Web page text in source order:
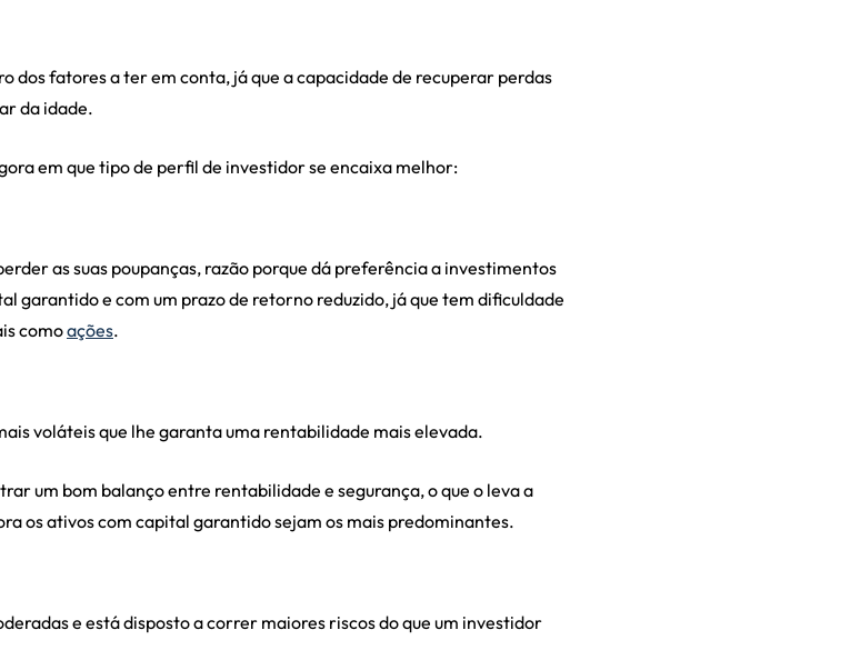
dos fatores a ter em conta, já que a capacidade de recuperar perdas
da idade.
em que tipo de perfil de investidor se encaixa melhor:
as suas poupanças, razão porque dá preferência a investimentos
garantido e com um prazo de retorno reduzido, já que tem dificuldade
comoações.
voláteis que lhe garanta uma rentabilidade mais elevada.
um bom balanço entre rentabilidade e segurança, o que o leva a
os ativos com capital garantido sejam os mais predominantes.
e está disposto a correr maiores riscos do que um investidor